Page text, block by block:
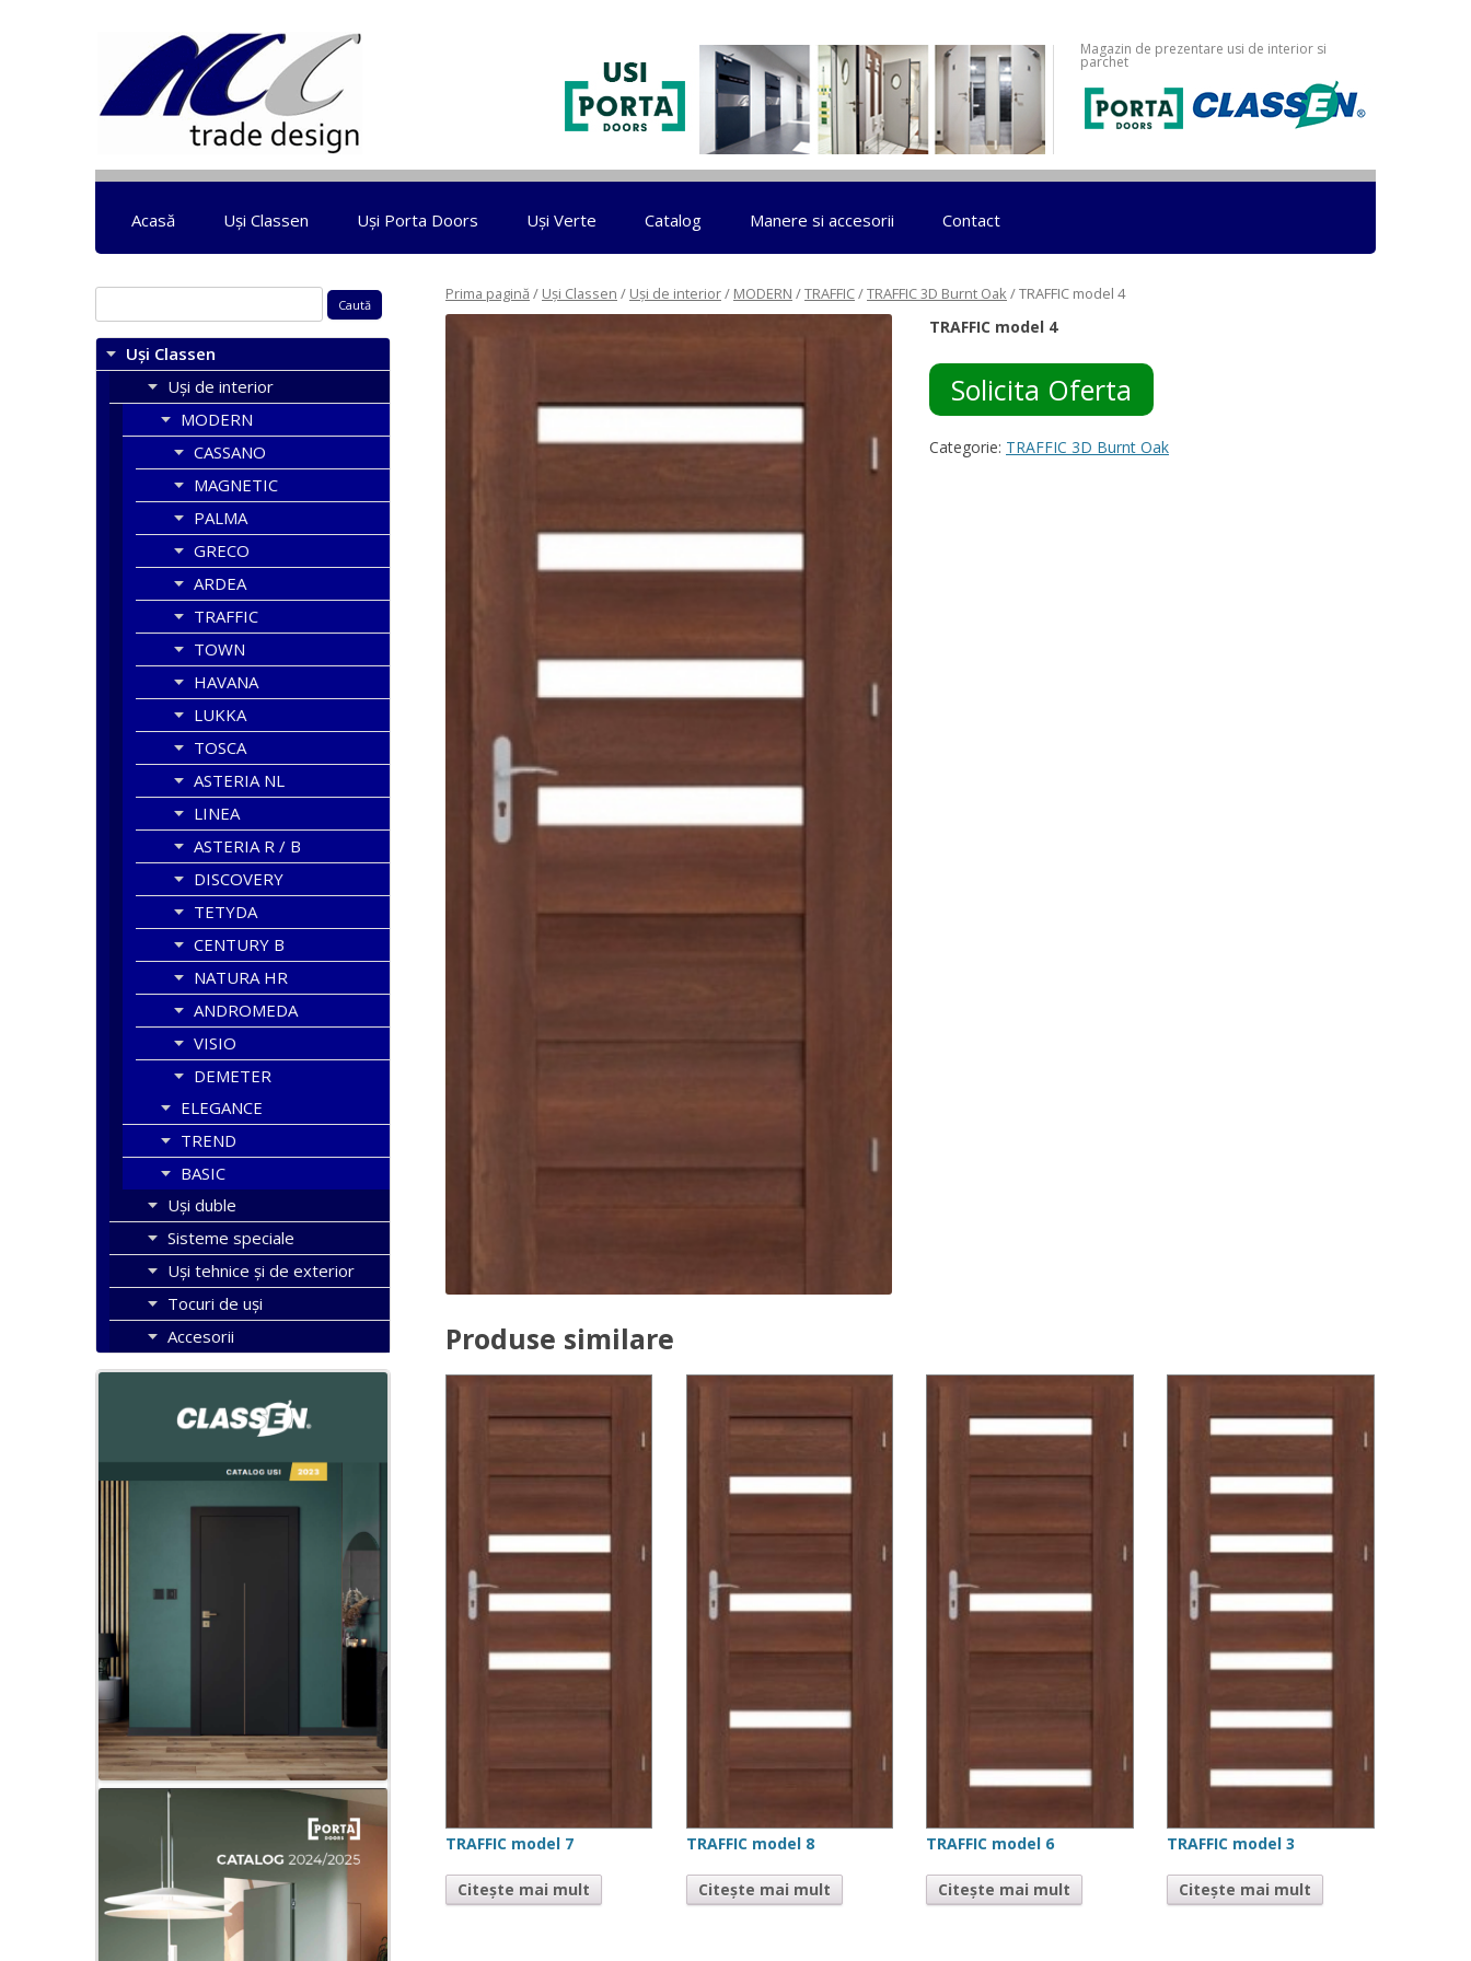
Magazin de prezentare usi de interior si
parchet
Sari la conținut
Acasă Uși Classen Uși Porta Doors Uși Verte Catalog Manere si accesorii Contact
Prima pagină / Uși Classen / Uși de interior/ MODERN /TRAFFIC/TRAFFIC 3D Burnt Oak / TRAFFIC model 4
TRAFFIC model 4
Solicita Oferta
Categorie: TRAFFIC 3D Burnt Oak
Produse similare
TRAFFIC model 7
Citește mai mult
TRAFFIC model 8
Citește mai mult
TRAFFIC model 6
Citește mai mult
TRAFFIC model 3
Citește mai mult
după:
Uși Classen
Uși de interior
MODERN
CASSANO
MAGNETIC
PALMA
GRECO
ARDEA
TRAFFIC
TOWN
HAVANA
LUKKA
TOSCA
ASTERIA NL
LINEA
ASTERIA R / B
DISCOVERY
TETYDA
CENTURY B
NATURA HR
ANDROMEDA
VISIO
DEMETER
ELEGANCE
TREND
BASIC
Uşi duble
Sisteme speciale
Uși tehnice și de exterior
Tocuri de uși
Accesorii